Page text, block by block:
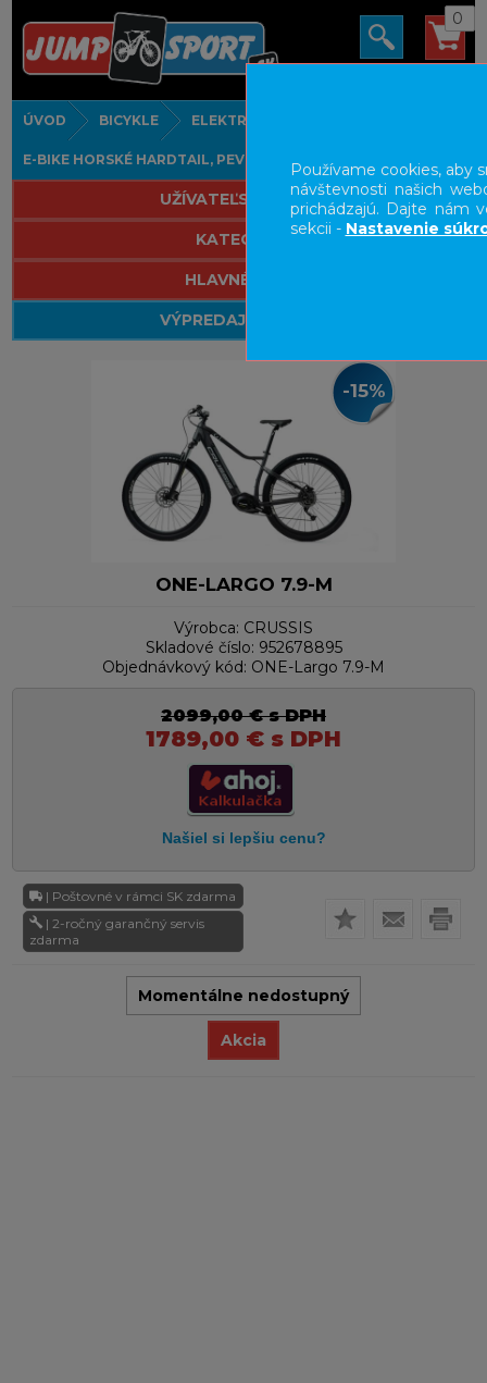
0
ÚVOD BICYKLE ELEKTROBICYKLE
E-BIKE HORSKÉ HARDTAIL, PEVNÉ
UŽÍVATEĽSKÝ PANEL
KATEGÓRIE
HLAVNÉ MENU
VÝPREDAJ - VŠETKO
-15%
ONE-LARGO 7.9-M
Výrobca: CRUSSIS
Skladové číslo: 952678895
Objednávkový kód: ONE-Largo 7.9-M
2099,00 €s DPH
1789,00 € s DPH
| Poštovné v rámci SK zdarma
| 2-ročný garančný servis
zdarma
Momentálne nedostupný
Akcia
Používame cookies, aby
návštevnosti našich
prichádzajú. Dajte nám
sekcii - Nastavenie